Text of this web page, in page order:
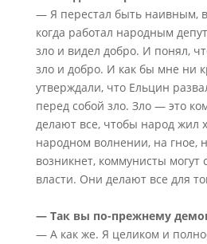
— Я перестал быть наивным,
когда работал народным
зло и видел добро. И понял,
зло и добро. И как бы мне ни
утверждали, что Ельцин
перед собой зло. Зло — это
делают все, чтобы народ жил
народном волнении, на гное,
возникнет, коммунисты могут
власти. Они делают все для
— Так вы по-прежнему
— А как же. Я целиком и